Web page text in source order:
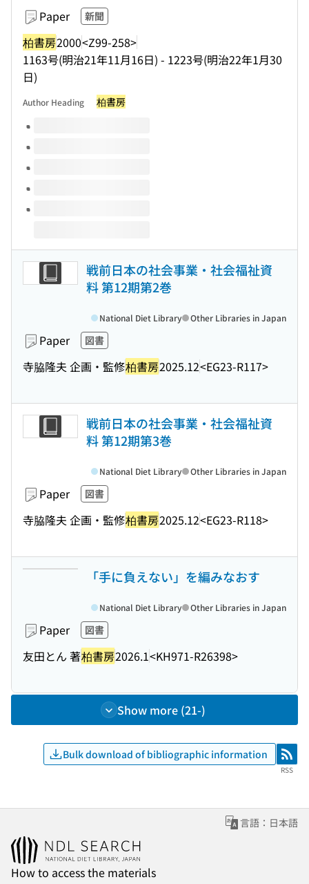
Paper 新聞
柏書房2000<Z99-258>
1163号(明治21年11月16日) - 1223号(明治22年1月30
日)
Author Heading 柏書房
Volumes of this title
戦前日本の社会事業・社会福祉資
料 第12期第2巻
Paper 図書
寺脇隆夫 企画・監修柏書房2025.12<EG23-R117>
National Diet Library Other Libraries in Japan
戦前日本の社会事業・社会福祉資
料 第12期第3巻
Paper 図書
寺脇隆夫 企画・監修柏書房2025.12<EG23-R118>
National Diet Library Other Libraries in Japan
「手に負えない」を編みなおす
Paper 図書
友田とん 著柏書房2026.1<KH971-R26398>
National Diet Library Other Libraries in Japan
Show more (21-)
Bulk download of bibliographic information RSS
RSS
言語：日本語
How to access the materials